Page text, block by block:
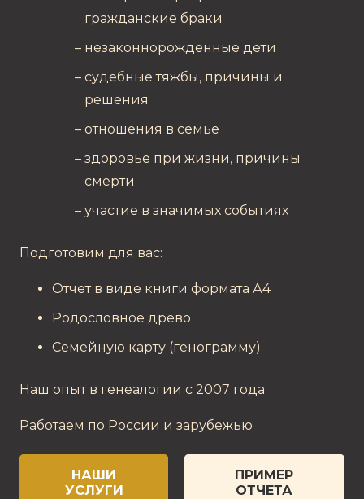
гражданские браки
незаконнорожденные дети
судебные тяжбы, причины и
решения
отношения в семье
здоровье при жизни, причины
смерти
участие в значимых событиях
Подготовим для вас:
Отчет в виде книги формата А4
Родословное древо
Семейную карту (генограмму)
Наш опыт в генеалогии с 2007 года
Работаем по России и зарубежью
НАШИ
УСЛУГИ
ПРИМЕР
ОТЧЕТА